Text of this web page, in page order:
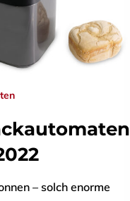
– solch enorme